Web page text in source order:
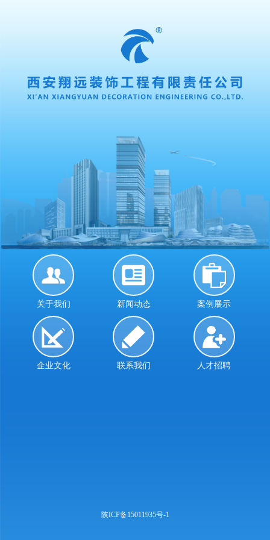
关于我们 新闻动态 案例展示
企业文化 联系我们 人才招聘
陕ICP备15011935号-1